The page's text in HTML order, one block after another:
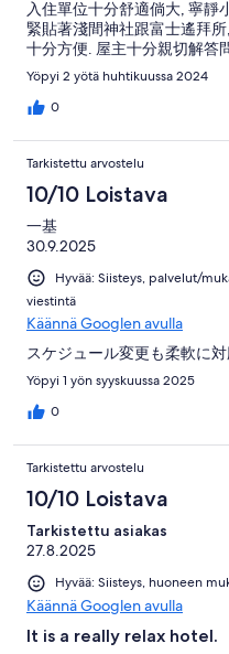
入住單位十分舒適倘大, 寧靜
緊貼著淺間神社跟富士遙拜
十分方便. 屋主十分親切解答
Yöpyi 2 yötä huhtikuussa 2024
0
Tarkistettu arvostelu
10/10 Loistava
一基
30.9.2025
Hyvää: Siisteys, palvelut/
viestintä
Käännä Googlen avulla
スケジュール変更も柔軟に
Yöpyi 1 yön syyskuussa 2025
0
Tarkistettu arvostelu
10/10 Loistava
Tarkistettu asiakas
27.8.2025
Hyvää: Siisteys, huoneen
Käännä Googlen avulla
It is a really relax hotel.